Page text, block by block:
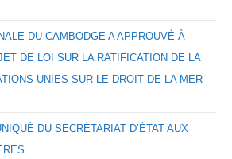
DU CAMBODGE A APPROUVÉ À
DE LOI SUR LA RATIFICATION DE LA
UNIES SUR LE DROIT DE LA MER
DU SECRÉTARIAT D’ÉTAT AUX